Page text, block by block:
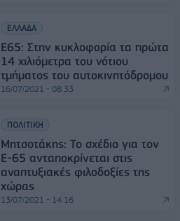
ΕΛΛΑΔΑ
E65: Στην κυκλοφορία τα πρώτα
14 χιλιόμετρα του νότιου
τμήματος του αυτοκινητόδρομου
16/07/2021 - 08:33
ΠΟΛΙΤΙΚΗ
Μητσοτάκης: Το σχέδιο για τον
Ε-65 ανταποκρίνεται στις
αναπτυξιακές φιλοδοξίες της
χώρας
13/07/2021 - 14:16